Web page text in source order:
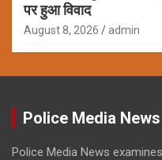
पर हुआ विवाद
August 8, 2026 admin
Police Media News
Police Media News